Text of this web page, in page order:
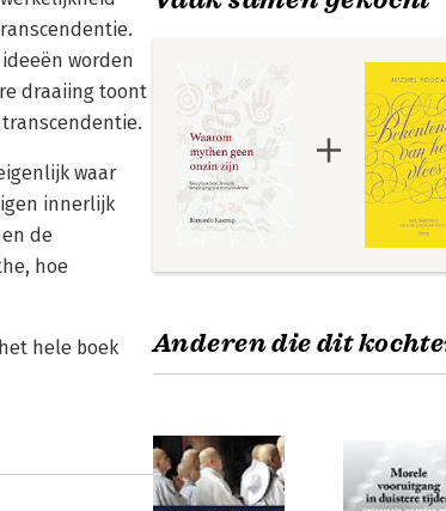
worden
draaiing toont
waar
innerlijk
de
hoe
hele boek
Anderen die dit